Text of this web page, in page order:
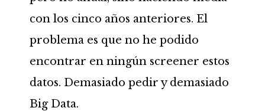
con los cinco años anteriores. El
problema es que no he podido
encontrar en ningún screener estos
datos. Demasiado pedir y demasiado
Big Data.